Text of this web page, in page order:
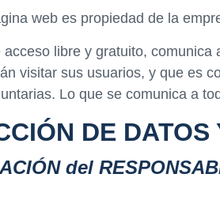
web es propiedad de la
acceso libre y gratuito,
visitar sus usuarios, y que es
Lo que se comunica a
DE DATOS
del